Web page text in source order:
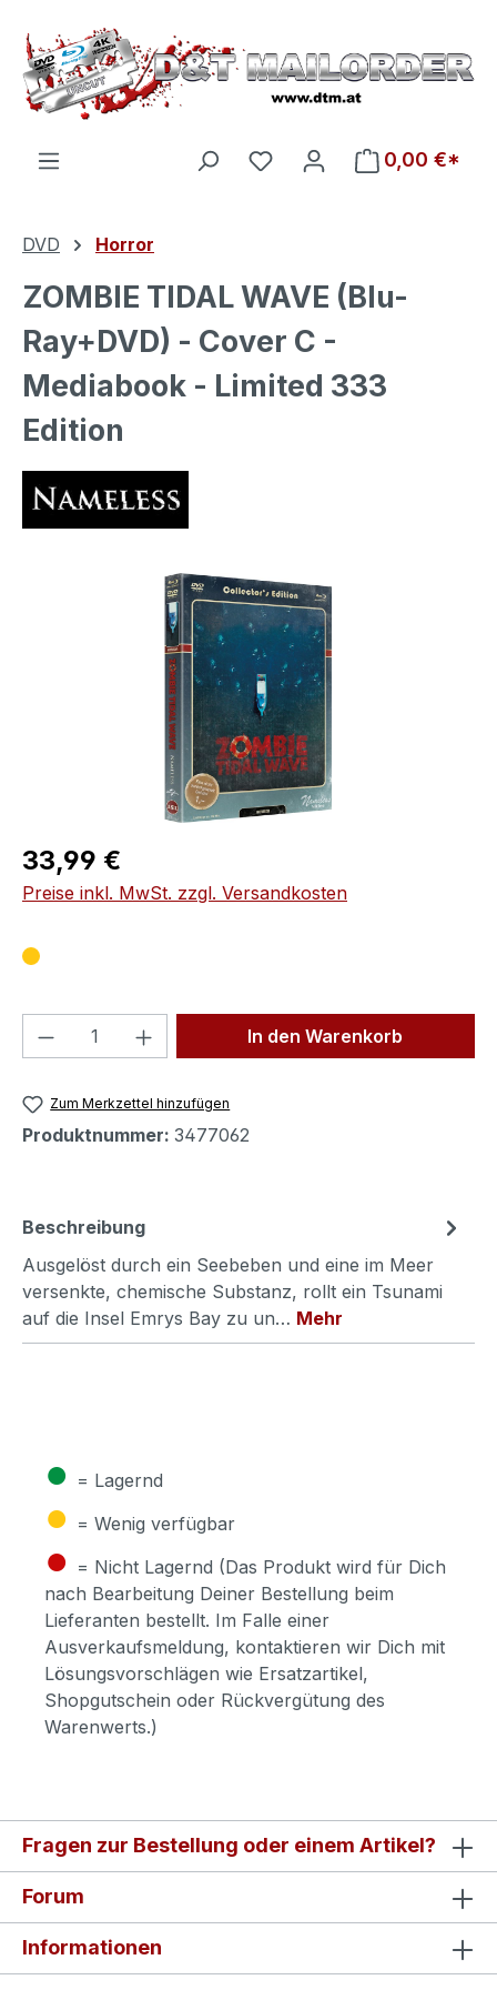
Zum Hauptinhalt springen
Du hast 0 Produkte auf
0,00 €*
DVD Horror
ZOMBIE TIDAL WAVE (Blu-
Ray+DVD) - Cover C -
Mediabook - Limited 333
Edition
Bildergalerie überspringen
Regulärer Preis:
33,99 €
Preise inkl. MwSt. zzgl. Versandkosten
Produkt Anzahl: Gib denIn den Warenkorb
Zum Merkzettel hinzufügen
Produktnummer: 3477062
Beschreibung
Ausgelöst durch ein Seebeben und eine im Meer
versenkte, chemische Substanz, rollt ein Tsunami
auf die Insel Emrys Bay zu un… Mehr
● = Lagernd
● = Wenig verfügbar
● = Nicht Lagernd (Das Produkt wird für Dich
nach Bearbeitung Deiner Bestellung beim
Lieferanten bestellt. Im Falle einer
Ausverkaufsmeldung, kontaktieren wir Dich mit
Lösungsvorschlägen wie Ersatzartikel,
Shopgutschein oder Rückvergütung des
Warenwerts.)
Fragen zur Bestellung oder einem Artikel?
Forum
Informationen